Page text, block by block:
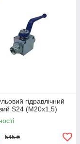
гідравлічний
S24 (М20х1,5)
545 ₴